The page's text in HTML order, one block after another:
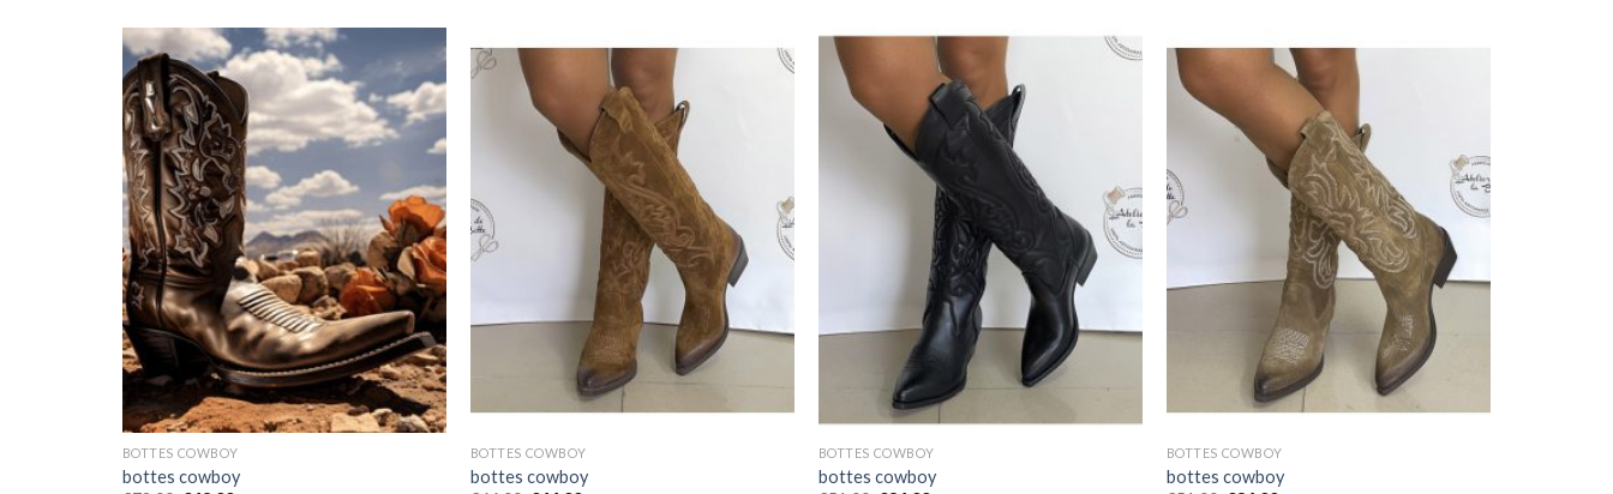
BOTTES COWBOY
bottes cowboy
BOTTES COWBOY
bottes cowboy
BOTTES COWBOY
bottes cowboy
BOTTES COWBOY
bottes cowboy